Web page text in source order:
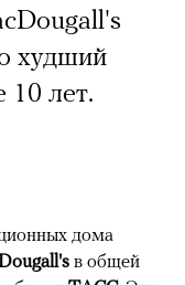
худший
10 лет.
дома
в общей